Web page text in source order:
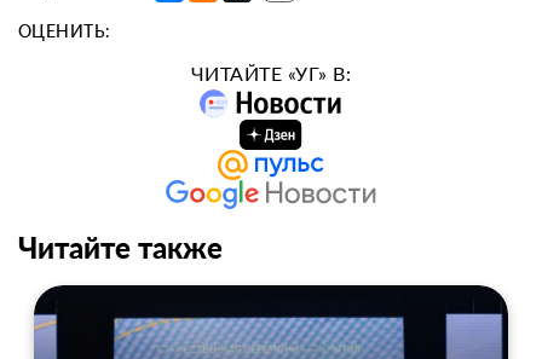
ОЦЕНИТЬ:
ЧИТАЙТЕ «УГ» В:
Читайте также